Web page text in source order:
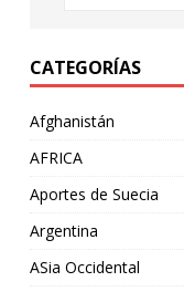
CATEGORÍAS
Afghanistán
AFRICA
Aportes de Suecia
Argentina
ASia Occidental